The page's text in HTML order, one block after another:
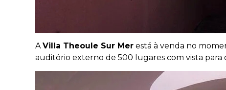
AVilla Theoule Sur Mer está à venda no
auditório externo de 500 lugares com vista para